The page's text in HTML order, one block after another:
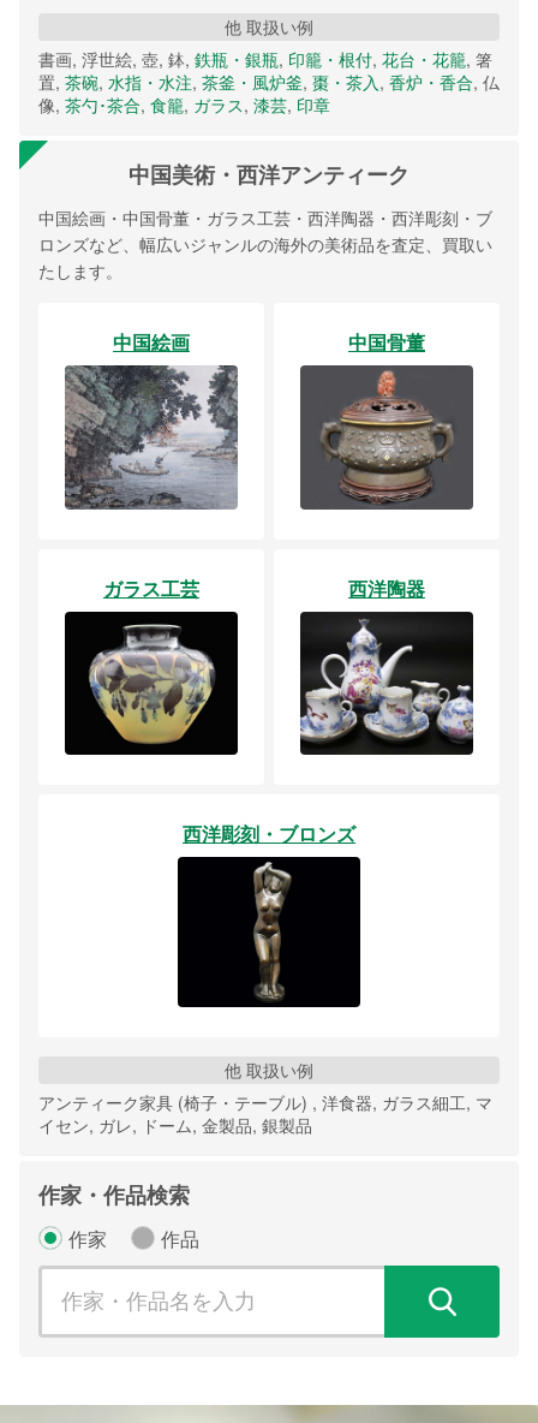
他 取扱い例
書画, 浮世絵, 壺, 鉢, 鉄瓶・銀瓶, 印籠・根付, 花台・花籠, 箸
置, 茶碗, 水指・水注, 茶釜・風炉釜, 棗・茶入, 香炉・香合, 仏
像, 茶勺･茶合, 食籠, ガラス, 漆芸, 印章
中国美術・西洋アンティーク
中国絵画・中国骨董・ガラス工芸・西洋陶器・西洋彫刻・ブ
ロンズなど、幅広いジャンルの海外の美術品を査定、買取い
たします。
中国絵画 中国骨董
ガラス工芸 西洋陶器
西洋彫刻・ブロンズ
他 取扱い例
アンティーク家具 (椅子・テーブル) , 洋食器, ガラス細工, マ
イセン, ガレ, ドーム, 金製品, 銀製品
作家・作品検索
作家 作品